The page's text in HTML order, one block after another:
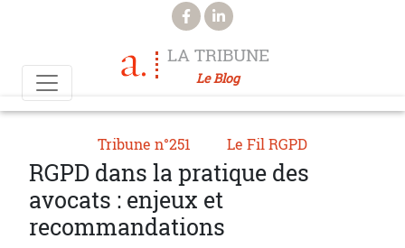
Aller au contenu principal
LA TRIBUNE
Le Blog
Tribune n°251 Le Fil RGPD
RGPD dans la pratique des
avocats : enjeux et
recommandations